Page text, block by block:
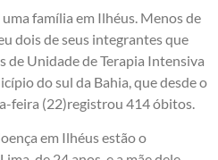
família em Ilhéus. Menos de
dois de seus integrantes que
de Unidade de Terapia Intensiva
do sul da Bahia, que desde o
feira (22)registrou 414 óbitos.
em Ilhéus estão o